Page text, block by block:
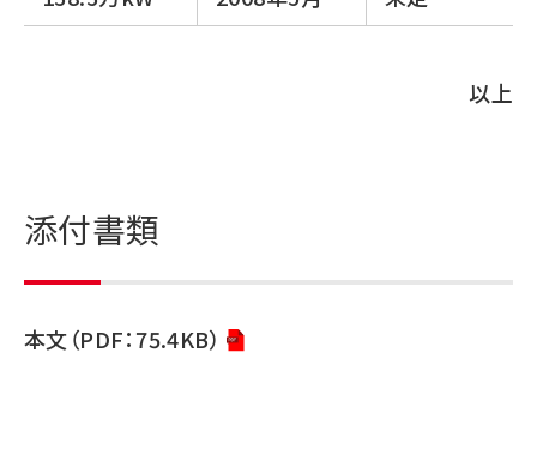
以上
添付書類
本文（PDF：75.4KB）